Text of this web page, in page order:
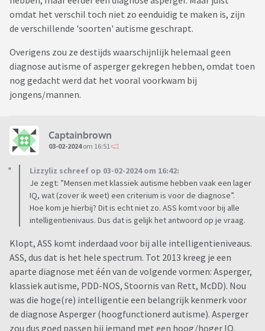
omdat het verschil toch niet zo eenduidig te maken is, zijn
de verschillende 'soorten' autisme geschrapt.
Overigens zou ze destijds waarschijnlijk helemaal geen
diagnose autisme of asperger gekregen hebben, omdat toen
nog gedacht werd dat het vooral voorkwam bij
jongens/mannen.
Captainbrown
03-02-2024om 16:51
Lizzyliz schreef op 03-02-2024 om 16:42:
Je zegt: ”Mensen met klassiek autisme hebben vaak een lager
IQ, wat (zover ik weet) een criterium is voor de diagnose”.
Hoe kom je hierbij? Dit is echt niet zo. ASS komt voor bij alle
intelligentienivaus. Dus dat is gelijk het antwoord op je vraag.
Klopt, ASS komt inderdaad voor bij alle intelligentieniveaus.
ASS, dus dat is het hele spectrum. Tot 2013 kreeg je een
aparte diagnose met één van de volgende vormen: Asperger,
klassiek autisme, PDD-NOS, Stoornis van Rett, McDD). Nou
was die hoge(re) intelligentie een belangrijk kenmerk voor
de diagnose Asperger (hoogfunctionerd autisme). Asperger
zou dus goed passen bij iemand met een hoog/hoger IQ.